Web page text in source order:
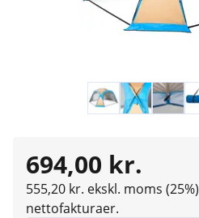
694,00 kr.
555,20 kr. ekskl. moms (25%)
nettofakturaer.